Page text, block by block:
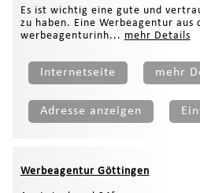
Es ist wichtig eine gute und
zu haben. Eine Werbeagentur aus
werbeagenturinh... mehr Details
Internetseite mehr
Adresse anzeigen
Werbeagentur Göttingen